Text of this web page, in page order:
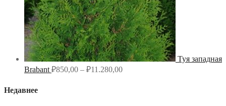
Туя западная
Brabant ₽850,00 – ₽11.280,00
Недавнее